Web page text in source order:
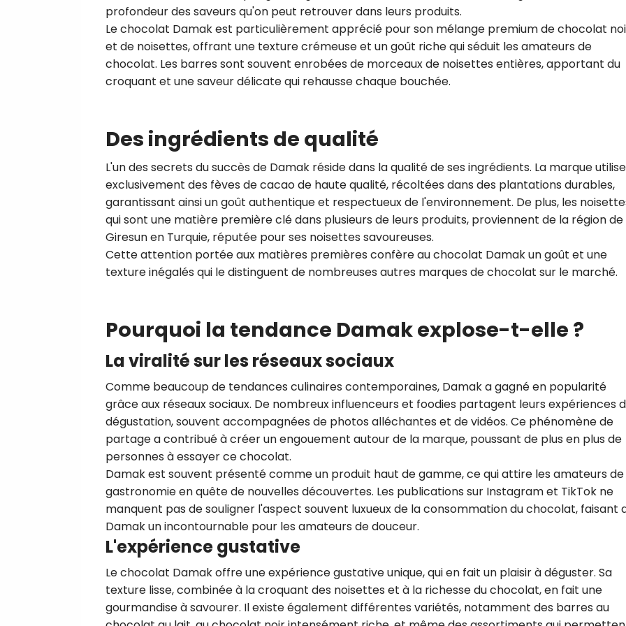
profondeur des saveurs qu'on peut retrouver dans leurs produits.
Le chocolat Damak est particulièrement apprécié pour son mélange premium de chocolat
et de noisettes, offrant une texture crémeuse et un goût riche qui séduit les amateurs de
chocolat. Les barres sont souvent enrobées de morceaux de noisettes entières, apportant du
croquant et une saveur délicate qui rehausse chaque bouchée.
Des ingrédients de qualité
L'un des secrets du succès de Damak réside dans la qualité de ses ingrédients. La marque utilise
exclusivement des fèves de cacao de haute qualité, récoltées dans des plantations durables,
garantissant ainsi un goût authentique et respectueux de l'environnement. De plus, les
qui sont une matière première clé dans plusieurs de leurs produits, proviennent de la région de
Giresun en Turquie, réputée pour ses noisettes savoureuses.
Cette attention portée aux matières premières confère au chocolat Damak un goût et une
texture inégalés qui le distinguent de nombreuses autres marques de chocolat sur le marché.
Pourquoi la tendance Damak explose-t-elle ?
La viralité sur les réseaux sociaux
Comme beaucoup de tendances culinaires contemporaines, Damak a gagné en popularité
grâce aux réseaux sociaux. De nombreux influenceurs et foodies partagent leurs expériences
dégustation, souvent accompagnées de photos alléchantes et de vidéos. Ce phénomène de
partage a contribué à créer un engouement autour de la marque, poussant de plus en plus de
personnes à essayer ce chocolat.
Damak est souvent présenté comme un produit haut de gamme, ce qui attire les amateurs de
gastronomie en quête de nouvelles découvertes. Les publications sur Instagram et TikTok ne
manquent pas de souligner l'aspect souvent luxueux de la consommation du chocolat, faisant
Damak un incontournable pour les amateurs de douceur.
L'expérience gustative
Le chocolat Damak offre une expérience gustative unique, qui en fait un plaisir à déguster. Sa
texture lisse, combinée à la croquant des noisettes et à la richesse du chocolat, en fait une
gourmandise à savourer. Il existe également différentes variétés, notamment des barres au
CROQ.
utilisez. Pour en savoir plus sur ces
voir notrepolitique de confidentialité
Je reçois mon cadeau !
envoyer votre newsletter contenant des offres
personnalisées. Vous pourrez vous désinscrire en
désabonnement intégré dans la newsletter. Pour en
exercer vos droits, prenez connaissance de notreCharte